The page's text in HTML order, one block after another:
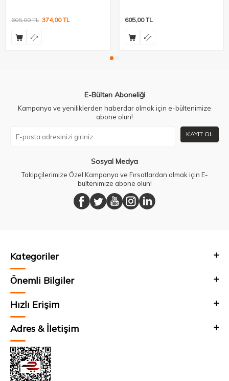
605,00TL 374,00TL 605,00TL
E-Bülten Aboneliği
Kampanya ve yeniliklerden haberdar olmak için e-bültenimize
abone olun!
KAYIT OL
Sosyal Medya
Takipçilerimize Özel Kampanya ve Fırsatlardan olmak için E-
bültenimize abone olun!
Kategoriler
Önemli Bilgiler
Hızlı Erişim
Adres & İletişim